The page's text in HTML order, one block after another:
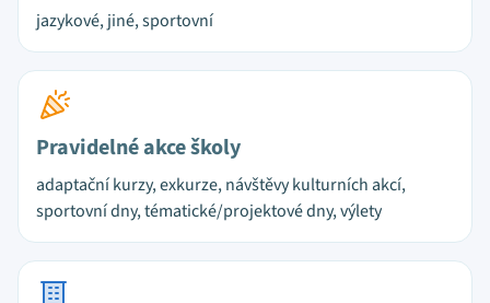
jazykové, jiné, sportovní
Pravidelné akce školy
adaptační kurzy, exkurze, návštěvy kulturních akcí,
sportovní dny, tématické/projektové dny, výlety